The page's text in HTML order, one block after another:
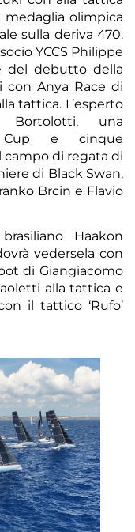
medaglia olimpica
sulla deriva 470.
YCCS Philippe
del debutto della
Anya Race di
tattica. L’esperto
Bortolotti, una
Cup e cinque
campo di regata di
di Black Swan,
Brcin e Flavio
Haakon
vedersela con
di Giangiacomo
alla tattica e
il tattico ‘Rufo’